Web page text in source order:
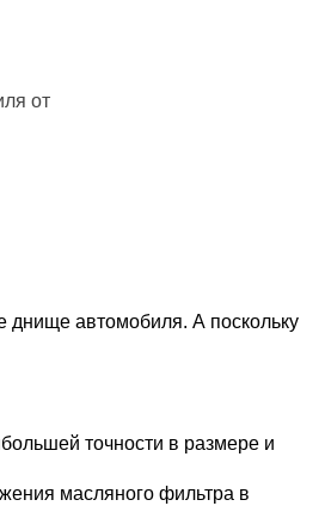
от
днище автомобиля. А поскольку
точности в размере и
масляного фильтра в